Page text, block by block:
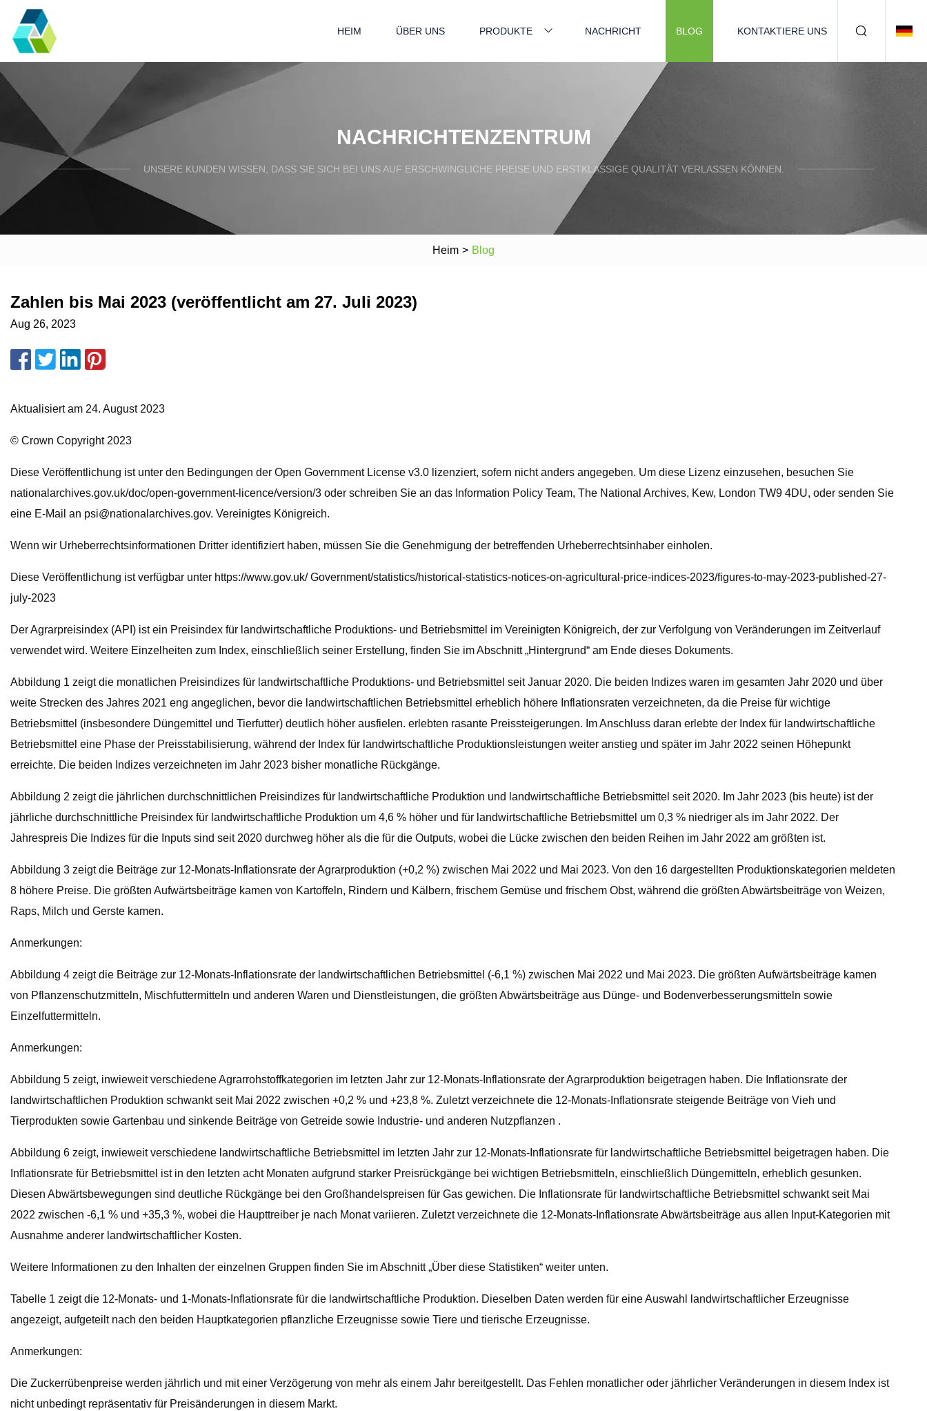
HEIM ÜBER UNS PRODUKTE NACHRICHT BLOG KONTAKTIERE UNS
NACHRICHTENZENTRUM
UNSERE KUNDEN WISSEN, DASS SIE SICH BEI UNS AUF ERSCHWINGLICHE PREISE UND ERSTKLASSIGE QUALITÄT VERLASSEN KÖNNEN.
Heim > Blog
Zahlen bis Mai 2023 (veröffentlicht am 27. Juli 2023)
Aug 26, 2023
Aktualisiert am 24. August 2023
© Crown Copyright 2023
Diese Veröffentlichung ist unter den Bedingungen der Open Government License v3.0 lizenziert, sofern nicht anders angegeben. Um diese Lizenz einzusehen, besuchen Sie
nationalarchives.gov.uk/doc/open-government-licence/version/3 oder schreiben Sie an das Information Policy Team, The National Archives, Kew, London TW9 4DU, oder senden Sie
eine E-Mail an psi@nationalarchives.gov. Vereinigtes Königreich.
Wenn wir Urheberrechtsinformationen Dritter identifiziert haben, müssen Sie die Genehmigung der betreffenden Urheberrechtsinhaber einholen.
Diese Veröffentlichung ist verfügbar unter https://www.gov.uk/ Government/statistics/historical-statistics-notices-on-agricultural-price-indices-2023/figures-to-may-2023-published-27-
july-2023
Der Agrarpreisindex (API) ist ein Preisindex für landwirtschaftliche Produktions- und Betriebsmittel im Vereinigten Königreich, der zur Verfolgung von Veränderungen im Zeitverlauf
verwendet wird. Weitere Einzelheiten zum Index, einschließlich seiner Erstellung, finden Sie im Abschnitt „Hintergrund“ am Ende dieses Dokuments.
Abbildung 1 zeigt die monatlichen Preisindizes für landwirtschaftliche Produktions- und Betriebsmittel seit Januar 2020. Die beiden Indizes waren im gesamten Jahr 2020 und über
weite Strecken des Jahres 2021 eng angeglichen, bevor die landwirtschaftlichen Betriebsmittel erheblich höhere Inflationsraten verzeichneten, da die Preise für wichtige
Betriebsmittel (insbesondere Düngemittel und Tierfutter) deutlich höher ausfielen. erlebten rasante Preissteigerungen. Im Anschluss daran erlebte der Index für landwirtschaftliche
Betriebsmittel eine Phase der Preisstabilisierung, während der Index für landwirtschaftliche Produktionsleistungen weiter anstieg und später im Jahr 2022 seinen Höhepunkt
erreichte. Die beiden Indizes verzeichneten im Jahr 2023 bisher monatliche Rückgänge.
Abbildung 2 zeigt die jährlichen durchschnittlichen Preisindizes für landwirtschaftliche Produktion und landwirtschaftliche Betriebsmittel seit 2020. Im Jahr 2023 (bis heute) ist der
jährliche durchschnittliche Preisindex für landwirtschaftliche Produktion um 4,6 % höher und für landwirtschaftliche Betriebsmittel um 0,3 % niedriger als im Jahr 2022. Der
Jahrespreis Die Indizes für die Inputs sind seit 2020 durchweg höher als die für die Outputs, wobei die Lücke zwischen den beiden Reihen im Jahr 2022 am größten ist.
Abbildung 3 zeigt die Beiträge zur 12-Monats-Inflationsrate der Agrarproduktion (+0,2 %) zwischen Mai 2022 und Mai 2023. Von den 16 dargestellten Produktionskategorien meldeten
8 höhere Preise. Die größten Aufwärtsbeiträge kamen von Kartoffeln, Rindern und Kälbern, frischem Gemüse und frischem Obst, während die größten Abwärtsbeiträge von Weizen,
Raps, Milch und Gerste kamen.
Anmerkungen:
Abbildung 4 zeigt die Beiträge zur 12-Monats-Inflationsrate der landwirtschaftlichen Betriebsmittel (-6,1 %) zwischen Mai 2022 und Mai 2023. Die größten Aufwärtsbeiträge kamen
von Pflanzenschutzmitteln, Mischfuttermitteln und anderen Waren und Dienstleistungen, die größten Abwärtsbeiträge aus Dünge- und Bodenverbesserungsmitteln sowie
Einzelfuttermitteln.
Anmerkungen:
Abbildung 5 zeigt, inwieweit verschiedene Agrarrohstoffkategorien im letzten Jahr zur 12-Monats-Inflationsrate der Agrarproduktion beigetragen haben. Die Inflationsrate der
landwirtschaftlichen Produktion schwankt seit Mai 2022 zwischen +0,2 % und +23,8 %. Zuletzt verzeichnete die 12-Monats-Inflationsrate steigende Beiträge von Vieh und
Tierprodukten sowie Gartenbau und sinkende Beiträge von Getreide sowie Industrie- und anderen Nutzpflanzen .
Abbildung 6 zeigt, inwieweit verschiedene landwirtschaftliche Betriebsmittel im letzten Jahr zur 12-Monats-Inflationsrate für landwirtschaftliche Betriebsmittel beigetragen haben. Die
Inflationsrate für Betriebsmittel ist in den letzten acht Monaten aufgrund starker Preisrückgänge bei wichtigen Betriebsmitteln, einschließlich Düngemitteln, erheblich gesunken.
Diesen Abwärtsbewegungen sind deutliche Rückgänge bei den Großhandelspreisen für Gas gewichen. Die Inflationsrate für landwirtschaftliche Betriebsmittel schwankt seit Mai
2022 zwischen -6,1 % und +35,3 %, wobei die Haupttreiber je nach Monat variieren. Zuletzt verzeichnete die 12-Monats-Inflationsrate Abwärtsbeiträge aus allen Input-Kategorien mit
Ausnahme anderer landwirtschaftlicher Kosten.
Weitere Informationen zu den Inhalten der einzelnen Gruppen finden Sie im Abschnitt „Über diese Statistiken“ weiter unten.
Tabelle 1 zeigt die 12-Monats- und 1-Monats-Inflationsrate für die landwirtschaftliche Produktion. Dieselben Daten werden für eine Auswahl landwirtschaftlicher Erzeugnisse
angezeigt, aufgeteilt nach den beiden Hauptkategorien pflanzliche Erzeugnisse sowie Tiere und tierische Erzeugnisse.
Anmerkungen:
Die Zuckerrübenpreise werden jährlich und mit einer Verzögerung von mehr als einem Jahr bereitgestellt. Das Fehlen monatlicher oder jährlicher Veränderungen in diesem Index ist
nicht unbedingt repräsentativ für Preisänderungen in diesem Markt.